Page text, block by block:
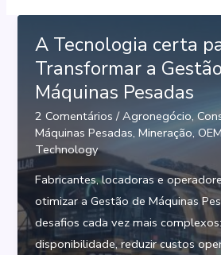
A Tecnologia certa
Transformar a
Máquinas Pesadas
2 Comentários /Agronegócio,
Máquinas Pesadas,Mineração,OEM
Technology
Fabricantes, locadoras e
otimizar a Gestão de Máquinas
desafios cada vez mais
disponibilidade, reduzir custos